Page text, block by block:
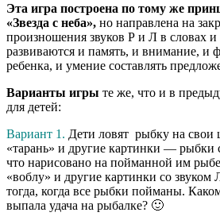
Эта игра построена по тому же
«Звезда с неба», но направлена на
произношения звуков Р и Л в словах
развиваются и память, и внимание, и
ребенка, и умение составлять
Варианты игры те же, что и в
для детей:
Вариант 1. Дети ловят рыбку на свои
«тарань» и другие картинки — рыбки
что нарисовано на пойманной им
«воблу» и другие картинки со звуком
тогда, когда все рыбки пойманы.
выпала удача на рыбалке? 🙂